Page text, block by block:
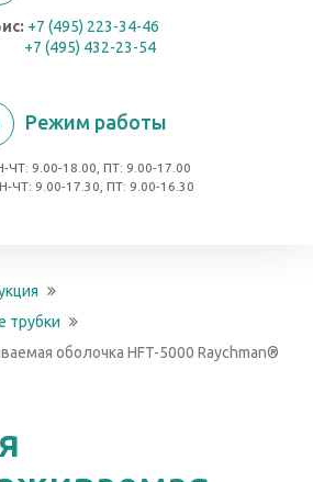
+7 (495) 223-34-46
+7 (495) 432-23-54
Режим работы
ЧТ: 9.00-18.00, ПТ: 9.00-17.00
ЧТ: 9.00-17.30, ПТ: 9.00-16.30
трубки
оболочка HFT-5000 Raychman®